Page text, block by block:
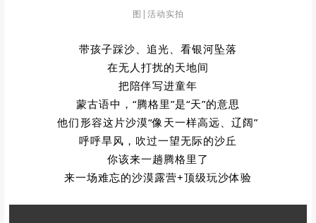
图|活动实拍
带孩子踩沙、追光、看银河坠落
在无人打扰的天地间
把陪伴写进童年
蒙古语中，“腾格里”是“天”的意思
他们形容这片沙漠“像天一样高远、辽阔”
呼呼旱风，吹过一望无际的沙丘
你该来一趟腾格里了
来一场难忘的沙漠露营+顶级玩沙体验